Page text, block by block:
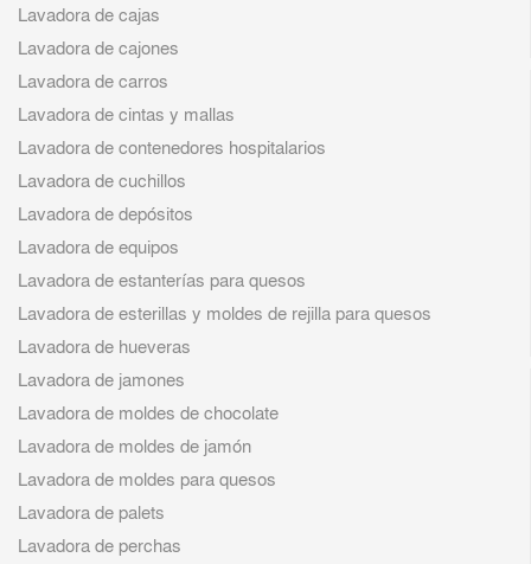
Lavadora de cajas
Lavadora de cajones
Lavadora de carros
Lavadora de cintas y mallas
Lavadora de contenedores hospitalarios
Lavadora de cuchillos
Lavadora de depósitos
Lavadora de equipos
Lavadora de estanterías para quesos
Lavadora de esterillas y moldes de rejilla para quesos
Lavadora de hueveras
Lavadora de jamones
Lavadora de moldes de chocolate
Lavadora de moldes de jamón
Lavadora de moldes para quesos
Lavadora de palets
Lavadora de perchas